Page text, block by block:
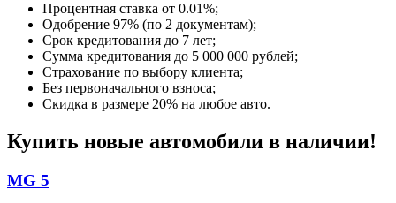
Процентная ставка от 0.01%;
Одобрение 97% (по 2 документам);
Срок кредитования до 7 лет;
Сумма кредитования до 5 000 000 рублей;
Страхование по выбору клиента;
Без первоначального взноса;
Скидка в размере 20% на любое авто.
Купить новые автомобили в наличии!
MG 5